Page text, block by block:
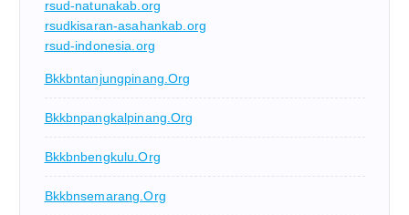
rsud-natunakab.org
rsudkisaran-asahankab.org
rsud-indonesia.org
Bkkbntanjungpinang.org
Bkkbnpangkalpinang.org
Bkkbnbengkulu.org
Bkkbnsemarang.org